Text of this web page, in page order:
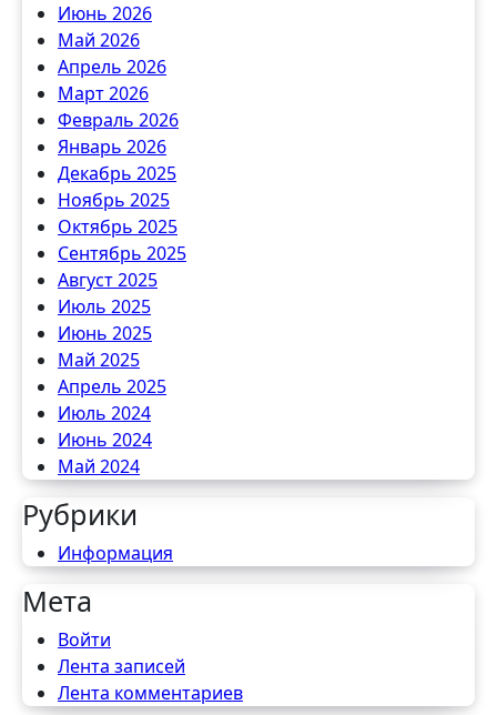
Июнь 2026
Май 2026
Апрель 2026
Март 2026
Февраль 2026
Январь 2026
Декабрь 2025
Ноябрь 2025
Октябрь 2025
Сентябрь 2025
Август 2025
Июль 2025
Июнь 2025
Май 2025
Апрель 2025
Июль 2024
Июнь 2024
Май 2024
Рубрики
Информация
Мета
Войти
Лента записей
Лента комментариев